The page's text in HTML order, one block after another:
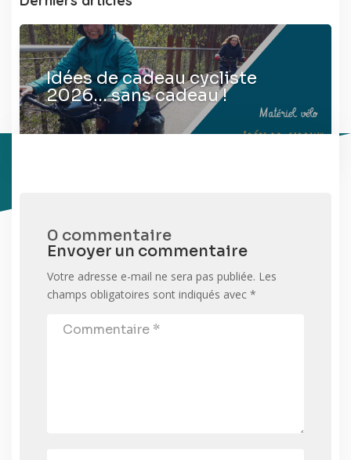
Idées de cadeau cycliste
2026… sans cadeau !
0 commentaire
Envoyer un commentaire
Votre adresse e-mail ne sera pas publiée. Les
champs obligatoires sont indiqués avec *